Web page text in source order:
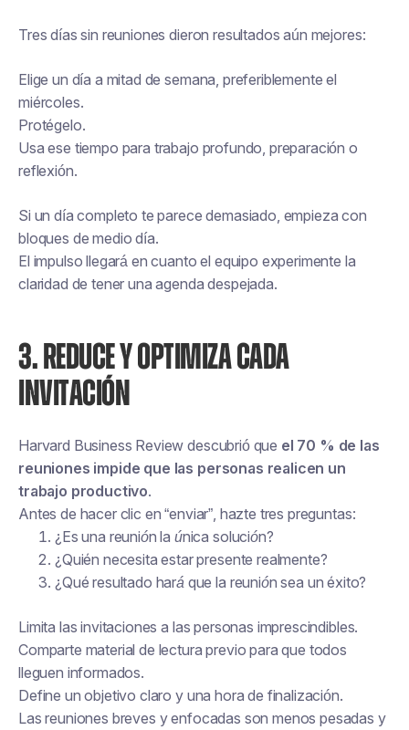
Tres días sin reuniones dieron resultados aún mejores:
Elige un día a mitad de semana, preferiblemente el
miércoles.
Protégelo.
Usa ese tiempo para trabajo profundo, preparación o
reflexión.
Si un día completo te parece demasiado, empieza con
bloques de medio día.
El impulso llegará en cuanto el equipo experimente la
claridad de tener una agenda despejada.
3. REDUCE Y OPTIMIZA CADA
INVITACIÓN
Harvard Business Review descubrió que el 70 % de las
reuniones impide que las personas realicen un
trabajo productivo.
Antes de hacer clic en “enviar”, hazte tres preguntas:
¿Es una reunión la única solución?
¿Quién necesita estar presente realmente?
¿Qué resultado hará que la reunión sea un éxito?
Limita las invitaciones a las personas imprescindibles.
Comparte material de lectura previo para que todos
lleguen informados.
Define un objetivo claro y una hora de finalización.
Las reuniones breves y enfocadas son menos pesadas y